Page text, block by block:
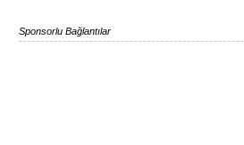
Sponsorlu Bağlantılar